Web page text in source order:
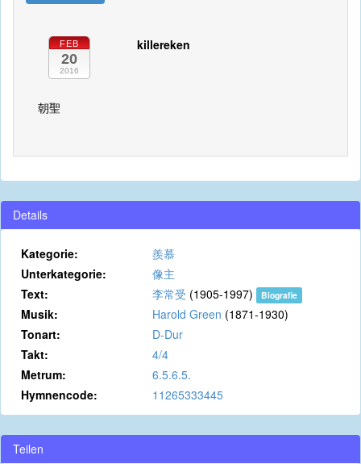
FEB
20
2016
killereken
朝聖
Details
Kategorie:
羨慕
Unterkategorie:
像主
Text:
李常受 (1905-1997) Biografie
Musik: Harold Green (1871-1930)
Tonart:
D-Dur
Takt:
4/4
Metrum:
6.5.6.5.
Hymnencode:
11265333445
Teilen